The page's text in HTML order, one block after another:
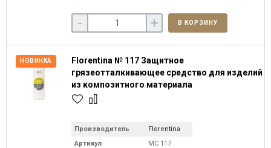
- + В КОРЗИНУ
НОВИНКА
Florentina № 117 Защитное
грязеотталкивающее средство для изделий
из композитного материала
Производитель
Florentina
Артикул
МС 117